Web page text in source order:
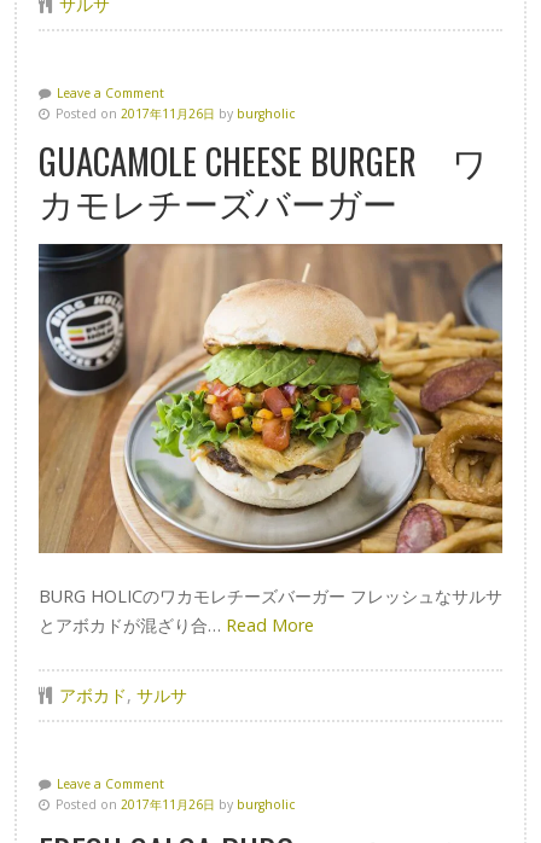
サルサ
Leave a Comment
Posted on 2017年11月26日 by burgholic
GUACAMOLE CHEESE BURGER ワ
カモレチーズバーガー
BURG HOLICのワカモレチーズバーガー フレッシュなサルサ
とアボカドが混ざり合… Read More
アボカド, サルサ
Leave a Comment
Posted on 2017年11月26日 by burgholic